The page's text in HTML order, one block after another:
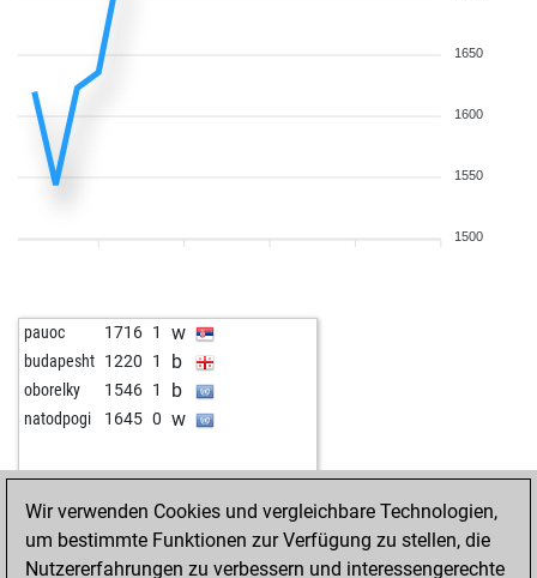
1650
1600
1550
1500
pauoc 1716 1 w
budapesht 1220 1 b
oborelky 1546 1 b
natodpogi 1645 0 w
Wir verwenden Cookies und vergleichbare Technologien,
um bestimmte Funktionen zur Verfügung zu stellen, die
Nutzererfahrungen zu verbessern und interessengerechte